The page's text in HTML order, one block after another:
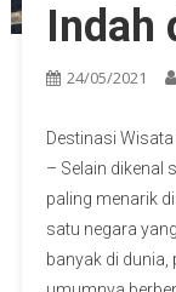
Indah
24/05/2021
Destinasi
– Selain dikenal
paling menarik
satu negara
banyak di